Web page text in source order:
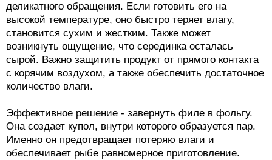
деликатного обращения. Если готовить его на
высокой температуре, оно быстро теряет влагу,
становится сухим и жестким. Также может
возникнуть ощущение, что серединка осталась
сырой. Важно защитить продукт от прямого контакта
с корячим воздухом, а также обеспечить достаточное
количество влаги.
Эффективное решение - завернуть филе в фольгу.
Она создает купол, внутри которого образуется пар.
Именно он предотвращает потеряю влаги и
обеспечивает рыбе равномерное приготовление.